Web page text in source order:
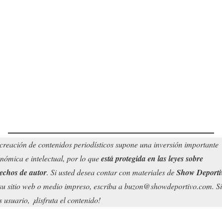
de contenidos periodísticos supone una inversión importante
e intelectual, por lo queestá protegida en las leyes sobre
de autor. Si usted desea contar con materiales deShow
sitio web o medio impreso, escriba a buzon@showdeportivo.com. Si
usuario, ¡disfruta el contenido!